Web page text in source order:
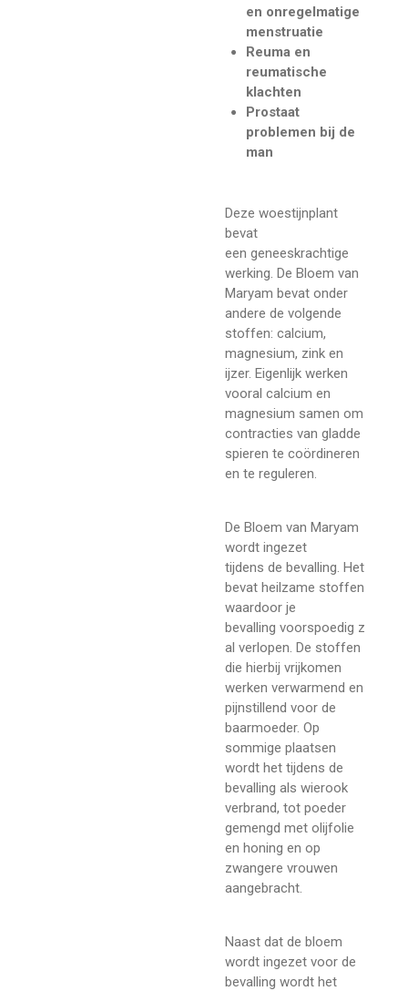
en onregelmatige
menstruatie
Reuma en
reumatische
klachten
Prostaat
problemen bij de
man
Deze woestijnplant
bevat
een geneeskrachtige
werking. De Bloem van
Maryam bevat onder
andere de volgende
stoffen: calcium,
magnesium, zink en
ijzer. Eigenlijk werken
vooral calcium en
magnesium samen om
contracties van gladde
spieren te coördineren
en te reguleren.
De Bloem van Maryam
wordt ingezet
tijdens de bevalling. Het
bevat heilzame stoffen
waardoor je
bevalling voorspoedig z
al verlopen. De stoffen
die hierbij vrijkomen
werken verwarmend en
pijnstillend voor de
baarmoeder. Op
sommige plaatsen
wordt het tijdens de
bevalling als wierook
verbrand, tot poeder
gemengd met olijfolie
en honing en op
zwangere vrouwen
aangebracht.
Naast dat de bloem
wordt ingezet voor de
bevalling wordt het